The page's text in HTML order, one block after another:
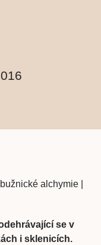
se v
i sklenicích.